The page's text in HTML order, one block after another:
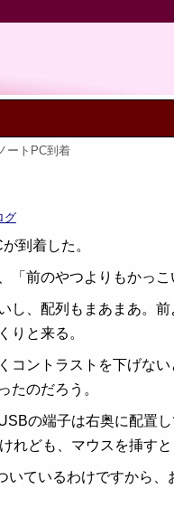
ートPC到着
グ
到着した。
「前のやつよりもかっこ
し、配列もまあまあ。前
りと来る。
コントラストを下げない
たのだろう。
の端子は右奥に配置し
れども、マウスを挿すと
ているわけですから、